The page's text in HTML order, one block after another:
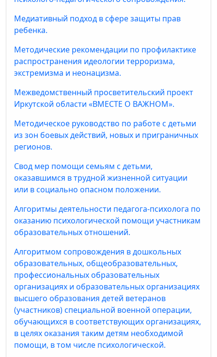
Медиативный подход в сфере защиты прав
ребенка.
Методические рекомендации по профилактике
распространения идеологии терроризма,
экстремизма и неонацизма.
Межведомственный просветительский проект
Иркутской области «ВМЕСТЕ О ВАЖНОМ».
Методическое руководство по работе с детьми
из зон боевых действий, новых и приграничных
регионов.
Свод мер помощи семьям с детьми,
оказавшимся в трудной жизненной ситуации
или в социально опасном положении.
Алгоритмы деятельности педагога-психолога по
оказанию психологической помощи участникам
образовательных отношений.
Алгоритмом сопровождения в дошкольных
образовательных, общеобразовательных,
профессиональных образовательных
организациях и образовательных организациях
высшего образования детей ветеранов
(участников) специальной военной операции,
обучающихся в соответствующих организациях,
в целях оказания таким детям необходимой
помощи, в том числе психологической.